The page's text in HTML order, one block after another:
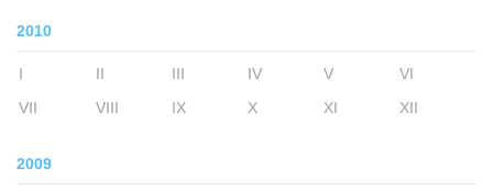
2010
I II III IV V
VI
VII
VIII IX X XI XII
2009